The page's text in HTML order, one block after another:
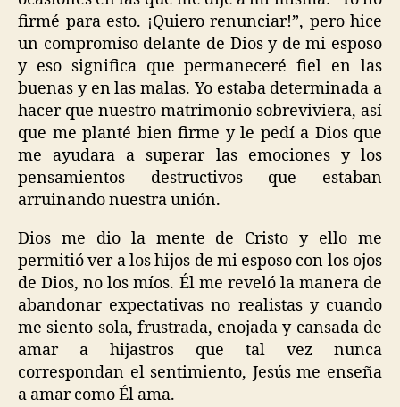
firmé para esto. ¡Quiero renunciar!”, pero hice
un compromiso delante de Dios y de mi esposo
y eso significa que permaneceré fiel en las
buenas y en las malas. Yo estaba determinada a
hacer que nuestro matrimonio sobreviviera, así
que me planté bien firme y le pedí a Dios que
me ayudara a superar las emociones y los
pensamientos destructivos que estaban
arruinando nuestra unión.
Dios me dio la mente de Cristo y ello me
permitió ver a los hijos de mi esposo con los ojos
de Dios, no los míos. Él me reveló la manera de
abandonar expectativas no realistas y cuando
me siento sola, frustrada, enojada y cansada de
amar a hijastros que tal vez nunca
correspondan el sentimiento, Jesús me enseña
a amar como Él ama.